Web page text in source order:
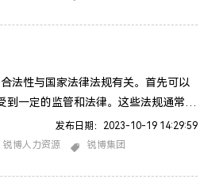
法性与国家法律法规有关。首先可以
到一定的监管和法律。这些法规通常着
他们获得公平的待遇和工作条件。以下
则：法律法规：不同国家和地区有不同
发布日期：2023-10-19 14:29:59
锐博人力资源 锐博集团